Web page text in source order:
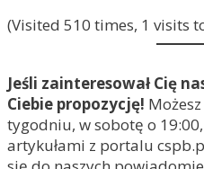
(Visited 510 times, 1 visits
Jeśli zainteresował Cię
Ciebie propozycję!
tygodniu, w sobotę o
artykułami z portalu